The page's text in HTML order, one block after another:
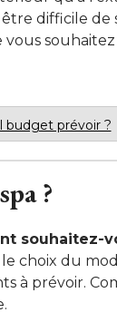
difficile de
budget prévoir ?
?
souhaitez-
choix du
à prévoir.